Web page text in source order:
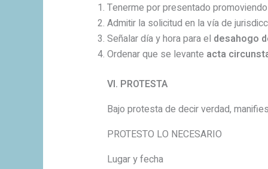
Tenerme por presentado promoviendo
Admitir la solicitud en la vía de
Señalar día y hora para el desahogo
Ordenar que se levante acta
VI. PROTESTA
Bajo protesta de decir verdad,
PROTESTO LO NECESARIO
Lugar y fecha